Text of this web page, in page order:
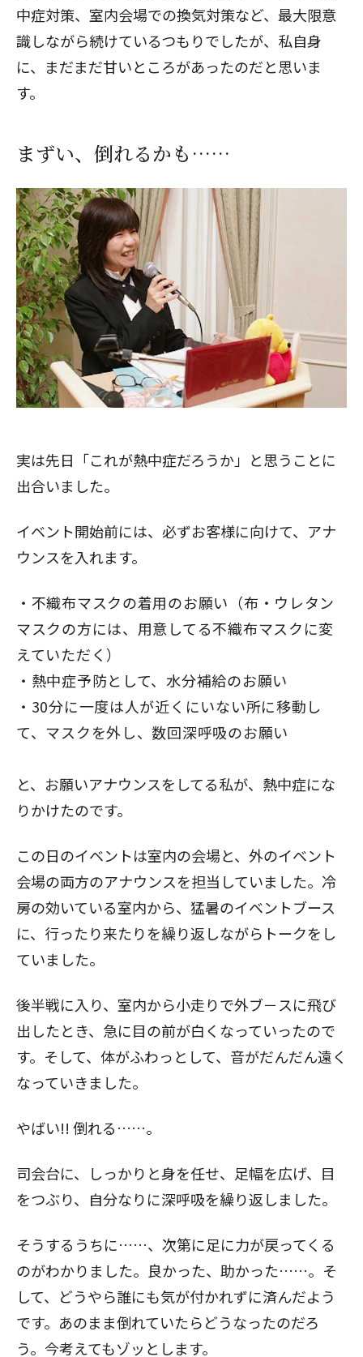
中症対策、室内会場での換気対策など、最大限意
識しながら続けているつもりでしたが、私自身
に、まだまだ甘いところがあったのだと思いま
す。
まずい、倒れるかも……
実は先日「これが熱中症だろうか」と思うことに
出合いました。
イベント開始前には、必ずお客様に向けて、アナ
ウンスを入れます。
不織布マスクの着用のお願い（布・ウレタン
マスクの方には、用意してる不織布マスクに変
えていただく）
熱中症予防として、水分補給のお願い
30分に一度は人が近くにいない所に移動し
て、マスクを外し、数回深呼吸のお願い
と、お願いアナウンスをしてる私が、熱中症にな
りかけたのです。
この日のイベントは室内の会場と、外のイベント
会場の両方のアナウンスを担当していました。冷
房の効いている室内から、猛暑のイベントブース
に、行ったり来たりを繰り返しながらトークをし
ていました。
後半戦に入り、室内から小走りで外ブ－スに飛び
出したとき、急に目の前が白くなっていったので
す。そして、体がふわっとして、音がだんだん遠く
なっていきました。
やばい!! 倒れる……。
司会台に、しっかりと身を任せ、足幅を広げ、目
をつぶり、自分なりに深呼吸を繰り返しました。
そうするうちに……、次第に足に力が戻ってくる
のがわかりました。良かった、助かった……。そ
して、どうやら誰にも気が付かれずに済んだよう
です。あのまま倒れていたらどうなったのだろ
う。今考えてもゾッとします。